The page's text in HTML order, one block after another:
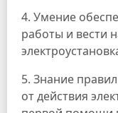
4. Умение
работы и вести
5. Знание
от действия